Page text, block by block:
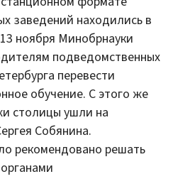
заведений находились в
ноября Минобрнауки
подведомственных
перевести
обучение. С этого же
столицы ушли на
Собянина.
рекомендовано решать